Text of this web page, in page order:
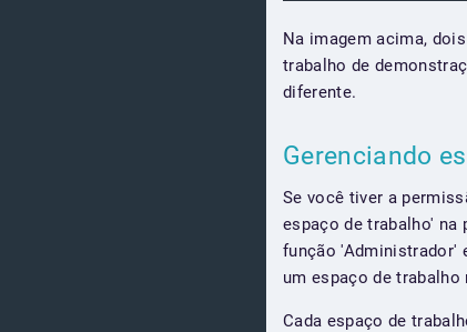
Na imagem acima,
trabalho de
diferente.
Gerenciando
Se você tiver a
espaço de trabalho' na
função 'Administrador'
um espaço de
Cada espaço de